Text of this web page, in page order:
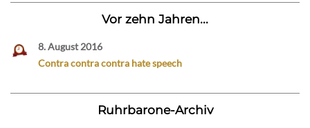
Vor zehn Jahren...
8. August 2016
Contra contra contra hate speech
Ruhrbarone-Archiv